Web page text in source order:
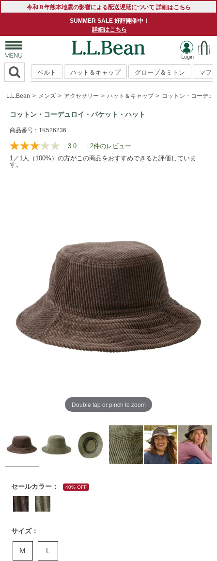
令和８年熊本地震の影響による配送遅延について 詳細はこちら
SUMMER SALE 好評開催中！
詳細はこちら
ベルト ハット＆キャップ グローブ＆ミトン マフ
L.L.Bean メンズ アクセサリー ハット＆キャップ コットン・コーデュ
コットン・コーデュロイ・バケット・ハット
https://www.llbean.co.jp/mens/accessories/hat-
cap/g/P20010118.html
商品番号：TK526236
3.0
レ
ビ
の
リ
ン
ク。
| 2件のレビュー
1／1人（100%）の方がこの商品をおすすめできると評価していま
す。
Double tap or pinch to zoom
https://www.llbean.co.jp/mens/accessories/hat-
cap/g/P20010118.html
セールカラー： 40% OFF
サイズ：
M L